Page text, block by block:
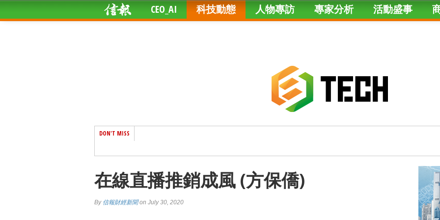
CEO_AI 科技動態 人物專訪 專家分析 活動盛事
DON'T MISS
在線直播推銷成風 (方保僑)
By 信報財經新聞on July 30, 2020